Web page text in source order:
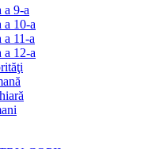
a 9-a
a 10-a
a 11-a
a 12-a